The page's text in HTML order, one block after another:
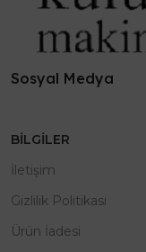
Sosyal Medya
BILGILER
İletişim
Gizlilik Politikası
Ürün İadesi